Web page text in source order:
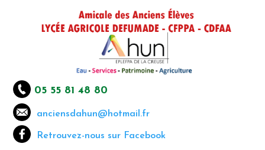
05 55 81 48 80
anciensdahun@hotmail.fr
Retrouvez-nous sur Facebook